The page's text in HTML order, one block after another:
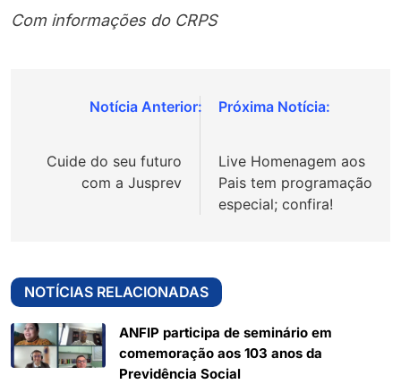
Com informações do CRPS
Navegação
Post
Cuide do seu futuro
com a Jusprev
Live Homenagem aos
Pais tem programação
especial; confira!
NOTÍCIAS RELACIONADAS
ANFIP participa de seminário em
comemoração aos 103 anos da
Previdência Social